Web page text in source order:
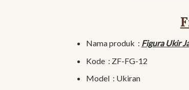
Nama produk : Figura Ukir
Kode : ZF-FG-12
Model : Ukiran